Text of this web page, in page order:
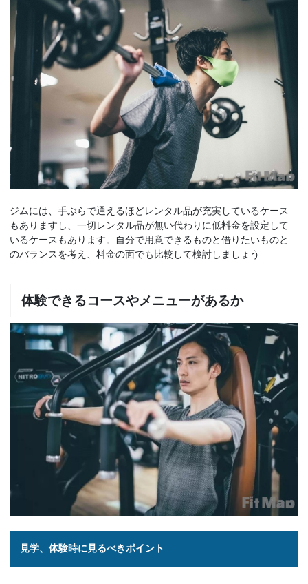
ジムには、手ぶらで通えるほどレンタル品が充実しているケース
もありますし、一切レンタル品が無い代わりに低料金を設定して
いるケースもあります。自分で用意できるものと借りたいものと
のバランスを考え、料金の面でも比較して検討しましょう
体験できるコースやメニューがあるか
見学、体験時に見るべきポイント